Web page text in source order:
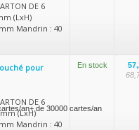
an+ de 30000 cartes/an
DE 6
(LxH)
Mandrin : 40
pour
DE 6
(LxH)
Mandrin : 40
En stock